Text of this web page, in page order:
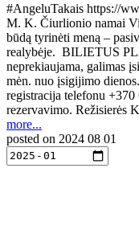
#AngeluTakais https://
M. K. Čiurlionio namai
būdą tyrinėti meną –
realybėje. BILIETUS
neprekiaujama, galimas
mėn. nuo įsigijimo
registracija telefonu
rezervavimo. Režisierės
more...
posted on 2024 08 01